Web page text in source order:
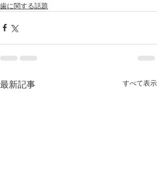
歯に関する話題
最新記事 すべて表示